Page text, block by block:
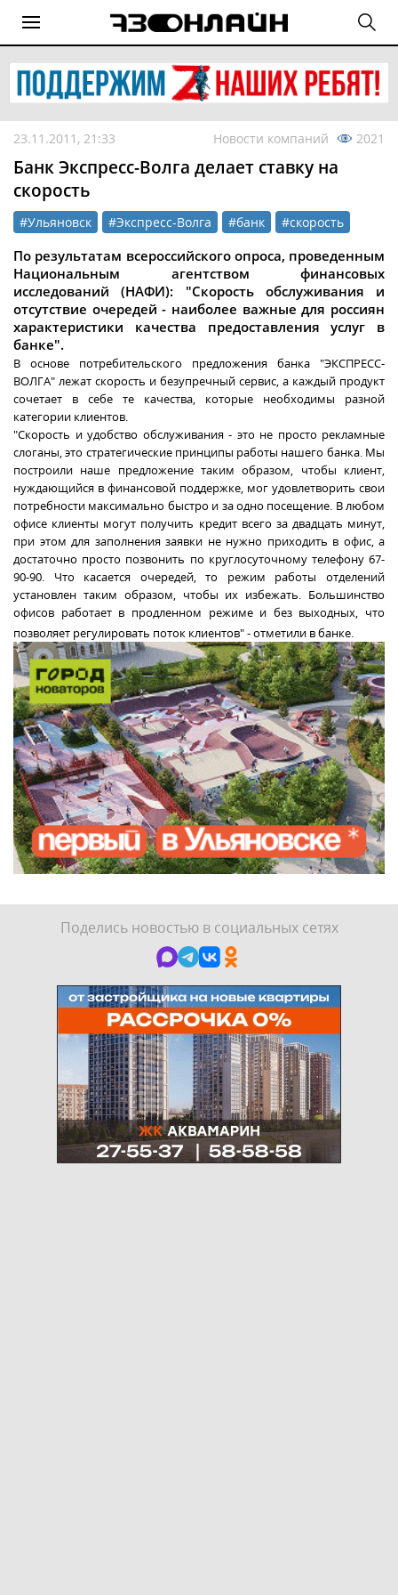
23.11.2011, 21:33 Новости компаний 2021
Банк Экспресс-Волга делает ставку на
скорость
#Ульяновск #Экспресс-Волга #банк #скорость
По результатам всероссийского опроса, проведенным
Национальным агентством финансовых
исследований (НАФИ): "Скорость обслуживания и
отсутствие очередей - наиболее важные для россиян
характеристики качества предоставления услуг в
банке".
В основе потребительского предложения банка "ЭКСПРЕСС-
ВОЛГА" лежат скорость и безупречный сервис, а каждый продукт
сочетает в себе те качества, которые необходимы разной
категории клиентов.
"Скорость и удобство обслуживания - это не просто рекламные
слоганы, это стратегические принципы работы нашего банка. Мы
построили наше предложение таким образом, чтобы клиент,
нуждающийся в финансовой поддержке, мог удовлетворить свои
потребности максимально быстро и за одно посещение. В любом
офисе клиенты могут получить кредит всего за двадцать минут,
при этом для заполнения заявки не нужно приходить в офис, а
достаточно просто позвонить по круглосуточному телефону 67-
90-90. Что касается очередей, то режим работы отделений
установлен таким образом, чтобы их избежать. Большинство
офисов работает в продленном режиме и без выходных, что
позволяет регулировать поток клиентов" - отметили в банке.
Поделись новостью в социальных сетях